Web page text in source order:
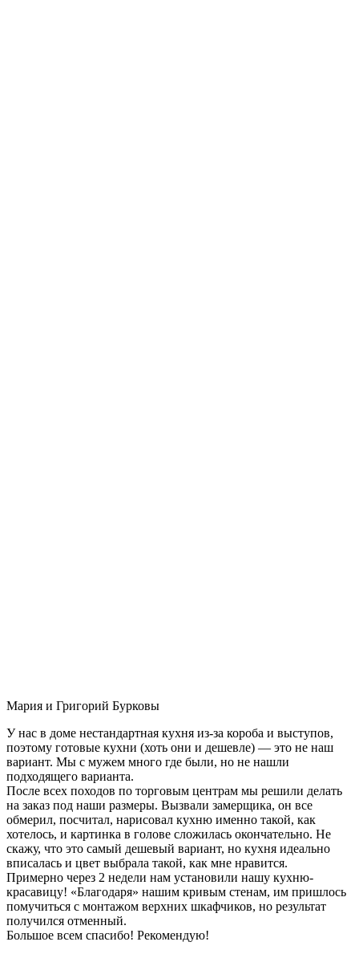
Мария и Григорий Бурковы
У нас в доме нестандартная кухня из-за короба и выступов,
поэтому готовые кухни (хоть они и дешевле) — это не наш
вариант. Мы с мужем много где были, но не нашли
подходящего варианта.
После всех походов по торговым центрам мы решили делать
на заказ под наши размеры. Вызвали замерщика, он все
обмерил, посчитал, нарисовал кухню именно такой, как
хотелось, и картинка в голове сложилась окончательно. Не
скажу, что это самый дешевый вариант, но кухня идеально
вписалась и цвет выбрала такой, как мне нравится.
Примерно через 2 недели нам установили нашу кухню-
красавицу! «Благодаря» нашим кривым стенам, им пришлось
помучиться с монтажом верхних шкафчиков, но результат
получился отменный.
Большое всем спасибо! Рекомендую!